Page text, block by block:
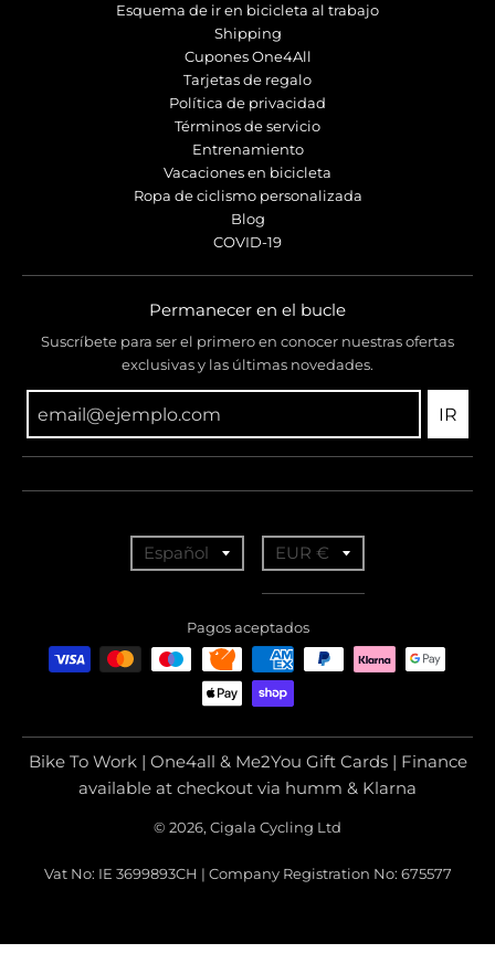
Esquema de ir en bicicleta al trabajo
Shipping
Cupones One4All
Tarjetas de regalo
Política de privacidad
Términos de servicio
Entrenamiento
Vacaciones en bicicleta
Ropa de ciclismo personalizada
Blog
COVID-19
Permanecer en el bucle
Suscríbete para ser el primero en conocer nuestras ofertas
exclusivas y las últimas novedades.
IR
n
a
t
n
i
Español
a
n
s
a
t
i
n
i
EUR €
Pagos aceptados
Bike To Work | One4all & Me2You Gift Cards | Finance
available at checkout via humm & Klarna
© 2026, Cigala Cycling Ltd
Vat No: IE 3699893CH | Company Registration No: 675577